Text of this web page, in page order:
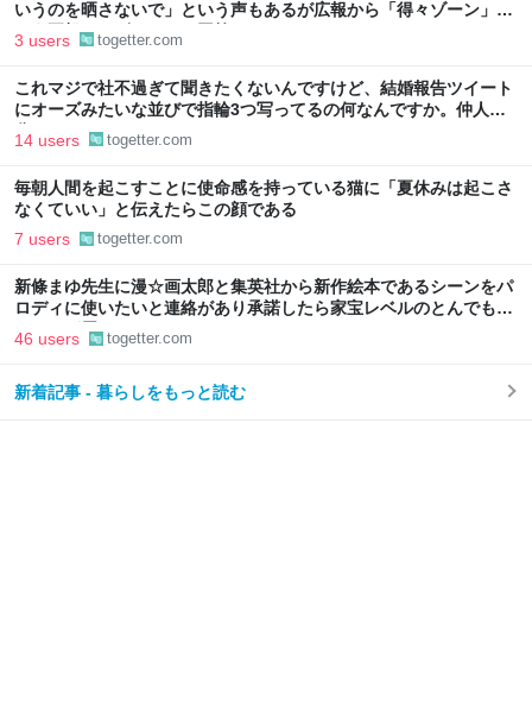
いうのを晒さないで」という声もあるが広報から「得々ゾーン」と
いう正規サービスだとの回答も
3 users togetter.com
これマジで社不過ぎて聞きたくないんですけど、結婚報告ツイート
にオーズみたいな並びで指輪3つ写ってるの何なんですか。仲人の
分？
14 users togetter.com
毎朝人間を起こすことに使命感を持っている猫に「夏休みは起こさ
なくていい」と伝えたらこの顔である
7 users togetter.com
新條まゆ先生に漫☆画太郎と集英社から新作絵本であるシーンをパ
ロディに使いたいと連絡があり承諾したら家宝レベルのとんでもな
いものが届いた
46 users togetter.com
新着記事 - 暮らしをもっと読む